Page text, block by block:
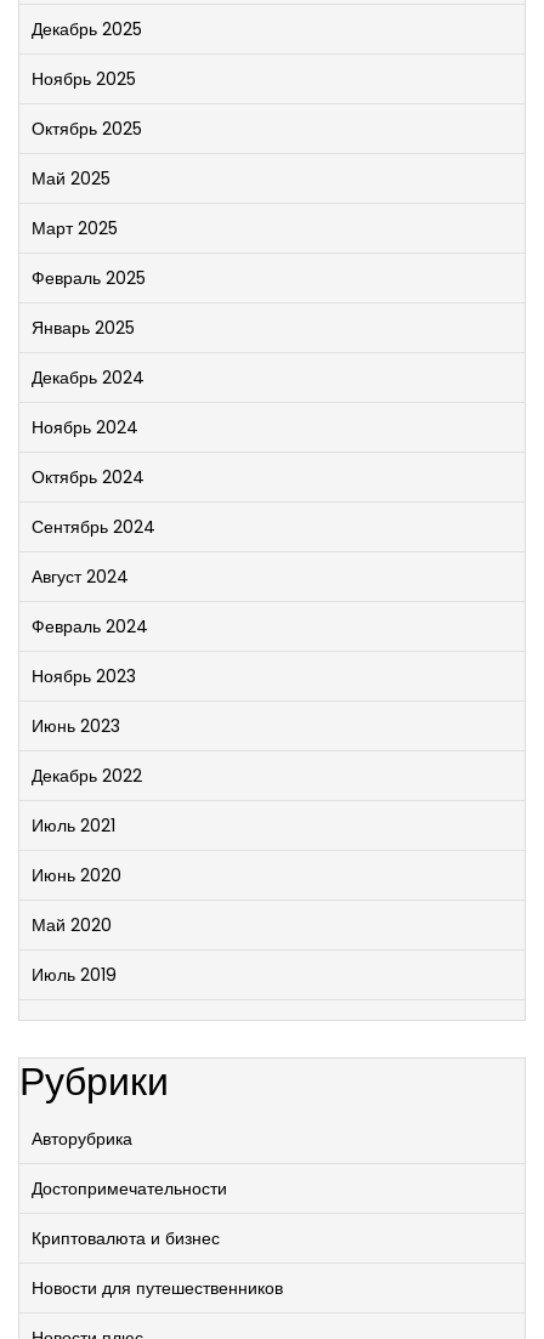
Декабрь 2025
Ноябрь 2025
Октябрь 2025
Май 2025
Март 2025
Февраль 2025
Январь 2025
Декабрь 2024
Ноябрь 2024
Октябрь 2024
Сентябрь 2024
Август 2024
Февраль 2024
Ноябрь 2023
Июнь 2023
Декабрь 2022
Июль 2021
Июнь 2020
Май 2020
Июль 2019
Рубрики
Авторубрика
Достопримечательности
Криптовалюта и бизнес
Новости для путешественников